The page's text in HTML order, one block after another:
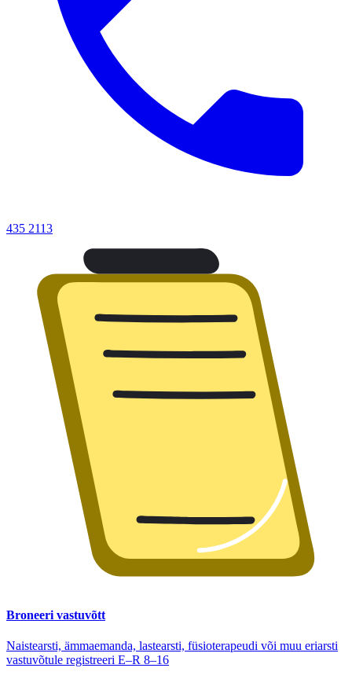
435 2113
Broneeri vastuvõtt
Naistearsti, ämmaemanda, lastearsti, füsioterapeudi või muu eriarsti
vastuvõtule registreeri E–R 8–16